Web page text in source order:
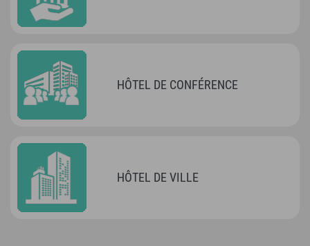
HÔTEL DE CONFÉRENCE
HÔTEL DE VILLE